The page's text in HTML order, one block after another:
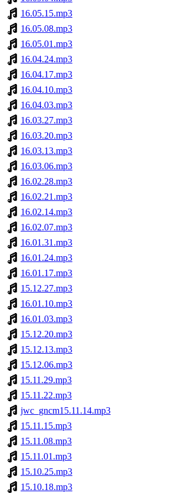
16.05.15.mp3
16.05.08.mp3
16.05.01.mp3
16.04.24.mp3
16.04.17.mp3
16.04.10.mp3
16.04.03.mp3
16.03.27.mp3
16.03.20.mp3
16.03.13.mp3
16.03.06.mp3
16.02.28.mp3
16.02.21.mp3
16.02.14.mp3
16.02.07.mp3
16.01.31.mp3
16.01.24.mp3
16.01.17.mp3
15.12.27.mp3
16.01.10.mp3
16.01.03.mp3
15.12.20.mp3
15.12.13.mp3
15.12.06.mp3
15.11.29.mp3
15.11.22.mp3
jwc_gncm15.11.14.mp3
15.11.15.mp3
15.11.08.mp3
15.11.01.mp3
15.10.25.mp3
15.10.18.mp3